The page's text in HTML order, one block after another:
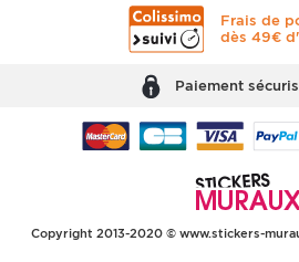
Frais de
dès 49€
Paiement
Copyright 2013-2020 © www.stickers-